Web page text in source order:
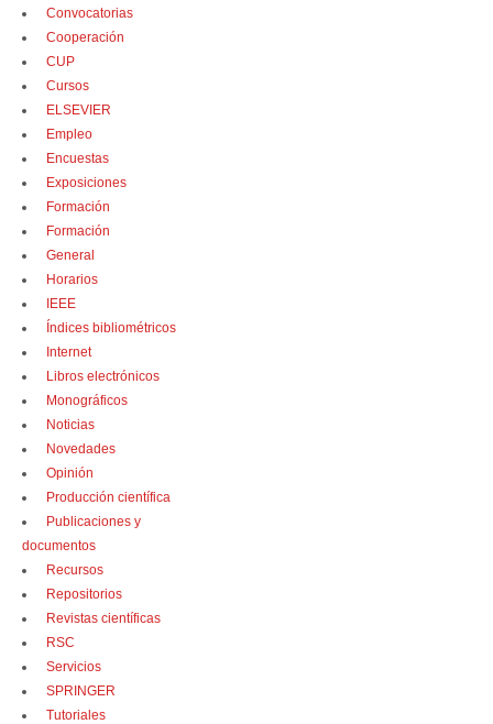
Convocatorias
Cooperación
CUP
Cursos
ELSEVIER
Empleo
Encuestas
Exposiciones
Formación
Formación
General
Horarios
IEEE
Índices bibliométricos
Internet
Libros electrónicos
Monográficos
Noticias
Novedades
Opinión
Producción científica
Publicaciones y
documentos
Recursos
Repositorios
Revistas científicas
RSC
Servicios
SPRINGER
Tutoriales